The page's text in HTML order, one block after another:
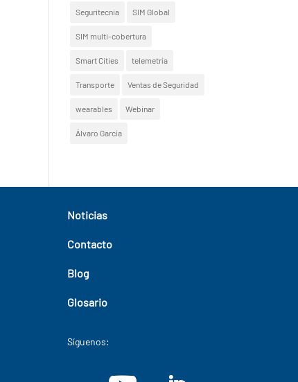
Seguritecnia SIM Global
SIM multi-cobertura
Smart Cities telemetría
Transporte Ventas de Seguridad
wearables Webinar
Álvaro García
Noticias
Contacto
Blog
Glosario
Síguenos: